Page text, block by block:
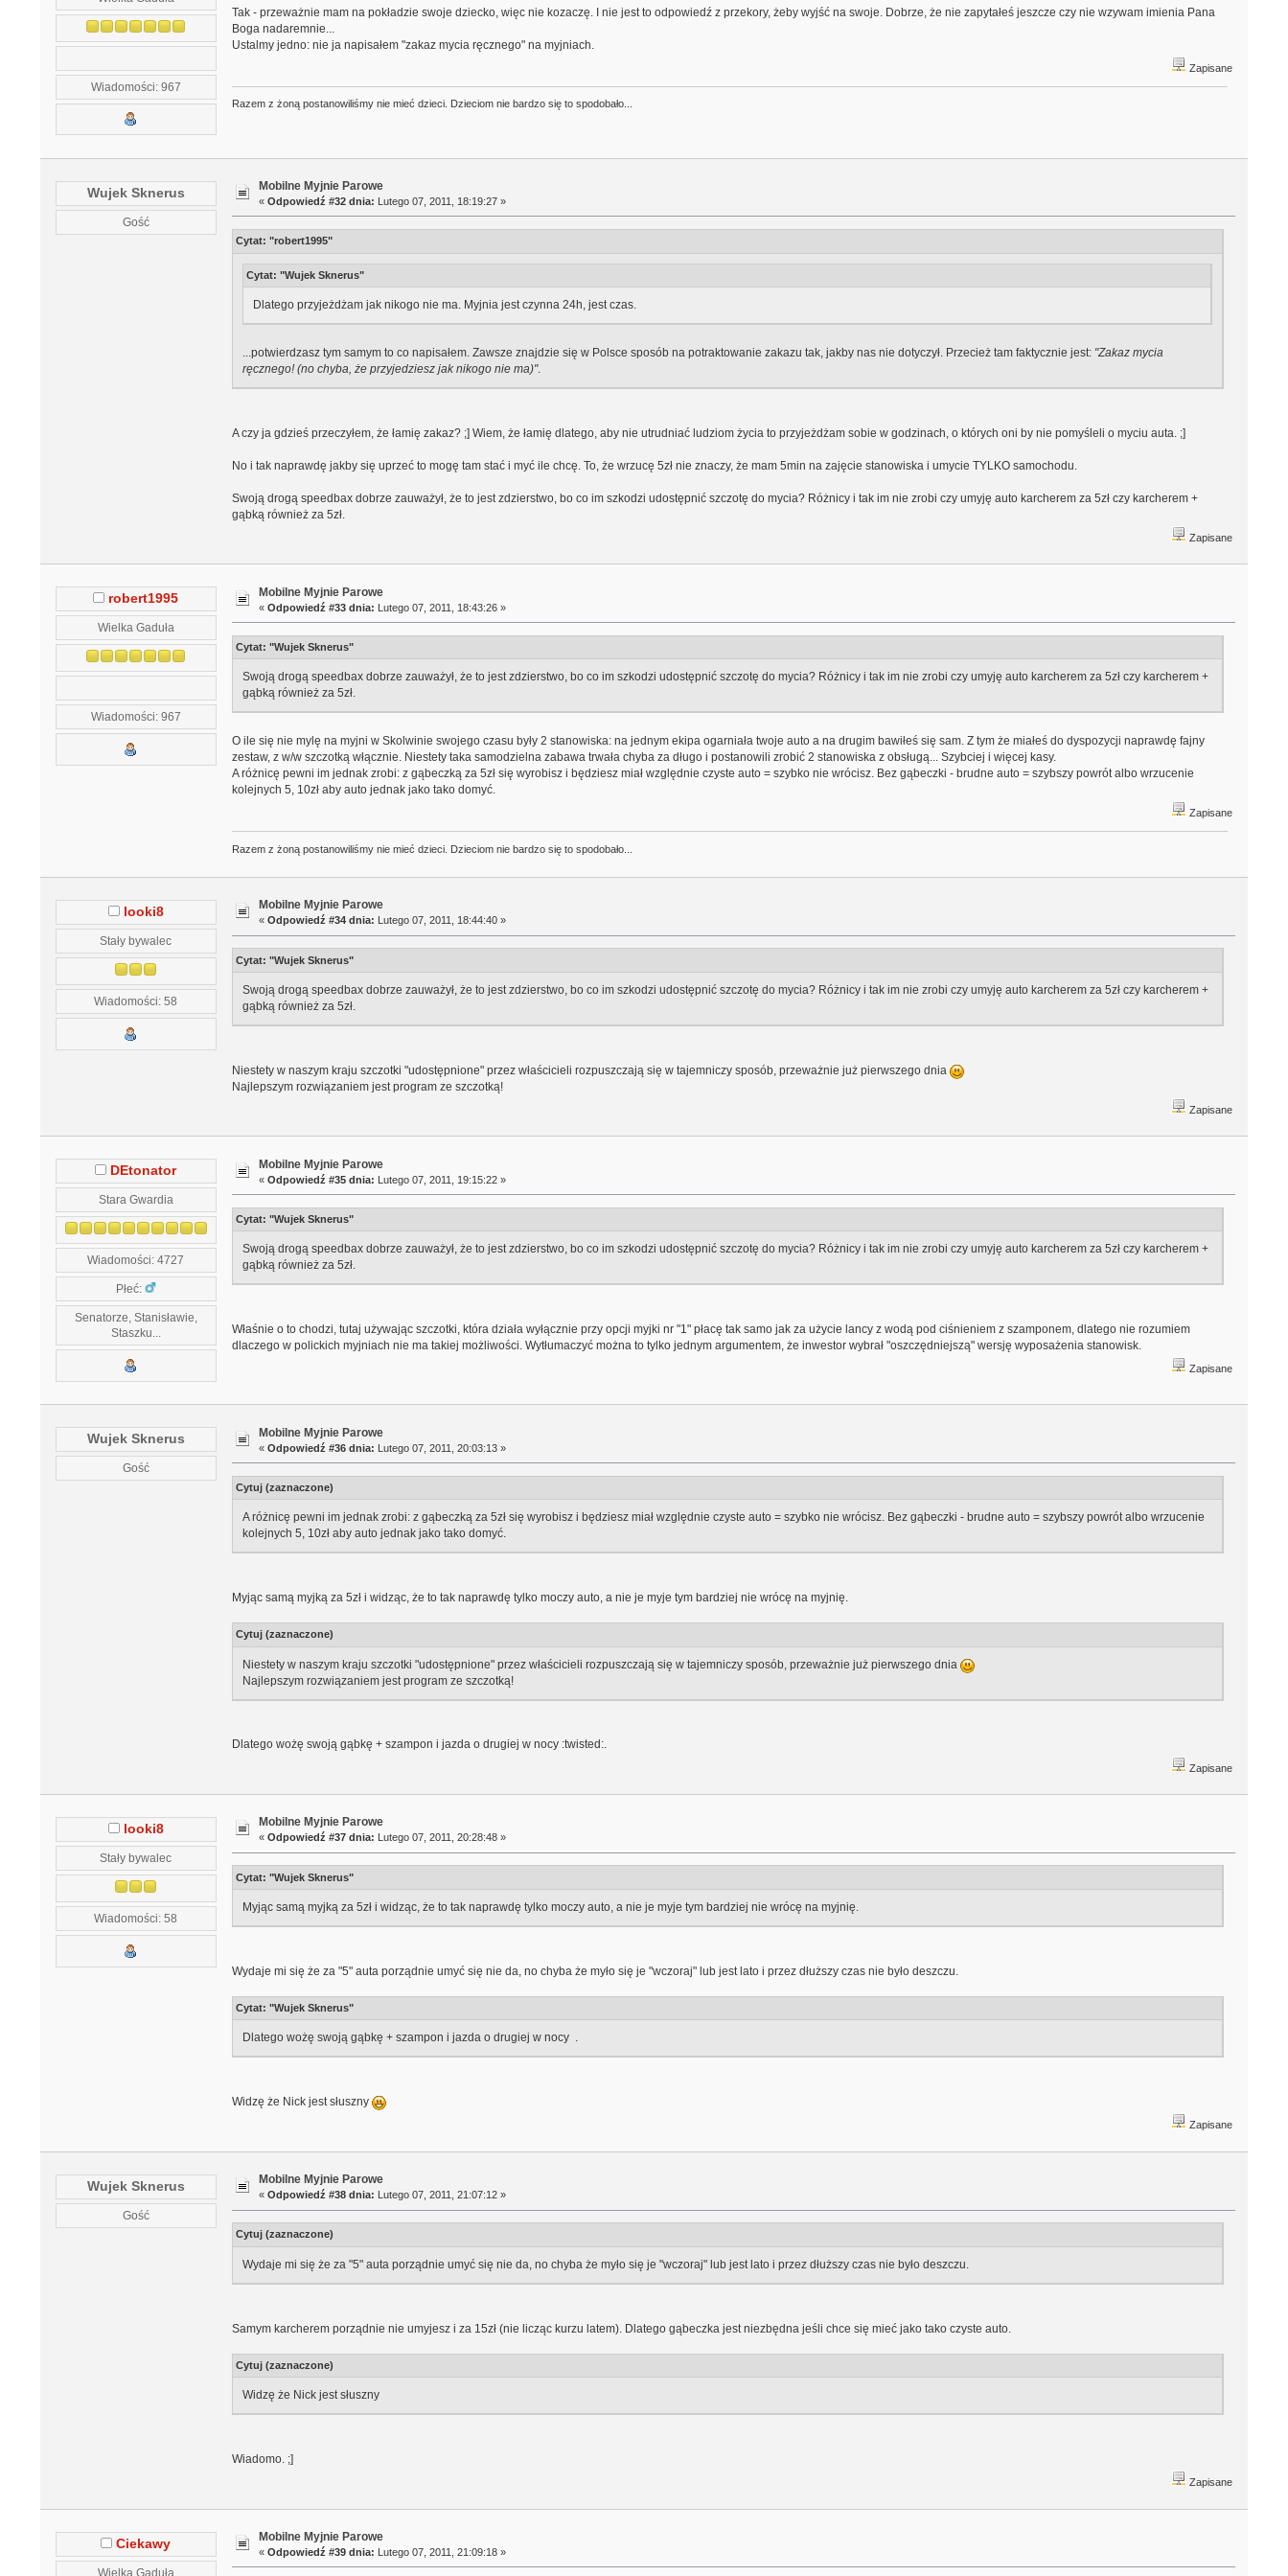
Wiadomości: 967
Tak - przeważnie mam na pokładzie swoje dziecko, więc nie kozaczę. I nie jest to odpowiedź z przekory, żeby wyjść na swoje. Dobrze, że nie zapytałeś jeszcze czy nie wzywam imienia Pana
Boga nadaremnie...
Ustalmy jedno: nie ja napisałem "zakaz mycia ręcznego" na myjniach.
Zapisane
Razem z żoną postanowiliśmy nie mieć dzieci. Dzieciom nie bardzo się to spodobało...
Wujek Sknerus
Gość
Mobilne Myjnie Parowe
«Odpowiedź #32 dnia: Lutego 07, 2011, 18:19:27 »
Cytat: "robert1995"
Cytat: "Wujek Sknerus"
Dlatego przyjeżdżam jak nikogo nie ma. Myjnia jest czynna 24h, jest czas.
...potwierdzasz tym samym to co napisałem. Zawsze znajdzie się w Polsce sposób na potraktowanie zakazu tak, jakby nas nie dotyczył. Przecież tam faktycznie jest: "Zakaz mycia
ręcznego! (no chyba, że przyjedziesz jak nikogo nie ma)".
A czy ja gdzieś przeczyłem, że łamię zakaz? ;] Wiem, że łamię dlatego, aby nie utrudniać ludziom życia to przyjeżdżam sobie w godzinach, o których oni by nie pomyśleli o myciu auta. ;]
No i tak naprawdę jakby się uprzeć to mogę tam stać i myć ile chcę. To, że wrzucę 5zł nie znaczy, że mam 5min na zajęcie stanowiska i umycie TYLKO samochodu.
Swoją drogą speedbax dobrze zauważył, że to jest zdzierstwo, bo co im szkodzi udostępnić szczotę do mycia? Różnicy i tak im nie zrobi czy umyję auto karcherem za 5zł czy karcherem +
gąbką również za 5zł.
Zapisane
robert1995
Wielka Gaduła
Wiadomości: 967
Mobilne Myjnie Parowe
«Odpowiedź #33 dnia: Lutego 07, 2011, 18:43:26 »
Cytat: "Wujek Sknerus"
Swoją drogą speedbax dobrze zauważył, że to jest zdzierstwo, bo co im szkodzi udostępnić szczotę do mycia? Różnicy i tak im nie zrobi czy umyję auto karcherem za 5zł czy karcherem +
gąbką również za 5zł.
O ile się nie mylę na myjni w Skolwinie swojego czasu były 2 stanowiska: na jednym ekipa ogarniała twoje auto a na drugim bawiłeś się sam. Z tym że miałeś do dyspozycji naprawdę fajny
zestaw, z w/w szczotką włącznie. Niestety taka samodzielna zabawa trwała chyba za długo i postanowili zrobić 2 stanowiska z obsługą... Szybciej i więcej kasy.
A różnicę pewni im jednak zrobi: z gąbeczką za 5zł się wyrobisz i będziesz miał względnie czyste auto = szybko nie wrócisz. Bez gąbeczki - brudne auto = szybszy powrót albo wrzucenie
kolejnych 5, 10zł aby auto jednak jako tako domyć.
Zapisane
Razem z żoną postanowiliśmy nie mieć dzieci. Dzieciom nie bardzo się to spodobało...
looki8
Stały bywalec
Wiadomości: 58
Mobilne Myjnie Parowe
«Odpowiedź #34 dnia: Lutego 07, 2011, 18:44:40 »
Cytat: "Wujek Sknerus"
Swoją drogą speedbax dobrze zauważył, że to jest zdzierstwo, bo co im szkodzi udostępnić szczotę do mycia? Różnicy i tak im nie zrobi czy umyję auto karcherem za 5zł czy karcherem +
gąbką również za 5zł.
Niestety w naszym kraju szczotki "udostępnione" przez właścicieli rozpuszczają się w tajemniczy sposób, przeważnie już pierwszego dnia
Najlepszym rozwiązaniem jest program ze szczotką!
Zapisane
DEtonator
Stara Gwardia
Wiadomości: 4727
Płeć:
Senatorze, Stanisławie,
Staszku...
Mobilne Myjnie Parowe
«Odpowiedź #35 dnia: Lutego 07, 2011, 19:15:22 »
Cytat: "Wujek Sknerus"
Swoją drogą speedbax dobrze zauważył, że to jest zdzierstwo, bo co im szkodzi udostępnić szczotę do mycia? Różnicy i tak im nie zrobi czy umyję auto karcherem za 5zł czy karcherem +
gąbką również za 5zł.
Właśnie o to chodzi, tutaj używając szczotki, która działa wyłącznie przy opcji myjki nr "1" płacę tak samo jak za użycie lancy z wodą pod ciśnieniem z szamponem, dlatego nie rozumiem
dlaczego w polickich myjniach nie ma takiej możliwości. Wytłumaczyć można to tylko jednym argumentem, że inwestor wybrał "oszczędniejszą" wersję wyposażenia stanowisk.
Zapisane
Wujek Sknerus
Gość
Mobilne Myjnie Parowe
«Odpowiedź #36 dnia: Lutego 07, 2011, 20:03:13 »
Cytuj (zaznaczone)
A różnicę pewni im jednak zrobi: z gąbeczką za 5zł się wyrobisz i będziesz miał względnie czyste auto = szybko nie wrócisz. Bez gąbeczki - brudne auto = szybszy powrót albo wrzucenie
kolejnych 5, 10zł aby auto jednak jako tako domyć.
Myjąc samą myjką za 5zł i widząc, że to tak naprawdę tylko moczy auto, a nie je myje tym bardziej nie wrócę na myjnię.
Cytuj (zaznaczone)
Niestety w naszym kraju szczotki "udostępnione" przez właścicieli rozpuszczają się w tajemniczy sposób, przeważnie już pierwszego dnia
Najlepszym rozwiązaniem jest program ze szczotką!
Dlatego wożę swoją gąbkę + szampon i jazda o drugiej w nocy :twisted:.
Zapisane
looki8
Stały bywalec
Wiadomości: 58
Mobilne Myjnie Parowe
«Odpowiedź #37 dnia: Lutego 07, 2011, 20:28:48 »
Cytat: "Wujek Sknerus"
Myjąc samą myjką za 5zł i widząc, że to tak naprawdę tylko moczy auto, a nie je myje tym bardziej nie wrócę na myjnię.
Wydaje mi się że za "5" auta porządnie umyć się nie da, no chyba że myło się je "wczoraj" lub jest lato i przez dłuższy czas nie było deszczu.
Cytat: "Wujek Sknerus"
Dlatego wożę swoją gąbkę + szampon i jazda o drugiej w nocy .
Widzę że Nick jest słuszny
Zapisane
Wujek Sknerus
Gość
Mobilne Myjnie Parowe
«Odpowiedź #38 dnia: Lutego 07, 2011, 21:07:12 »
Cytuj (zaznaczone)
Wydaje mi się że za "5" auta porządnie umyć się nie da, no chyba że myło się je "wczoraj" lub jest lato i przez dłuższy czas nie było deszczu.
Samym karcherem porządnie nie umyjesz i za 15zł (nie licząc kurzu latem). Dlatego gąbeczka jest niezbędna jeśli chce się mieć jako tako czyste auto.
Cytuj (zaznaczone)
Widzę że Nick jest słuszny
Wiadomo. ;]
Zapisane
Ciekawy
Wielka Gaduła
Mobilne Myjnie Parowe
«Odpowiedź #39 dnia: Lutego 07, 2011, 21:09:18 »